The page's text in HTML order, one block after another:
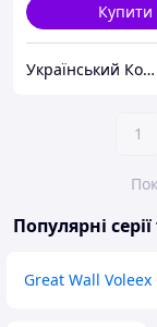
Купити
Український Кошик
1
Популярні
Great Wall Voleex